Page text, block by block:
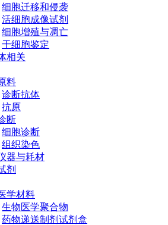
细胞迁移和侵袭
活细胞成像试剂
细胞增殖与凋亡
干细胞鉴定
相关
料
诊断抗体
抗原
断
细胞诊断
组织染色
器与耗材
剂
学材料
生物医学聚合物
药物递送制剂试剂盒